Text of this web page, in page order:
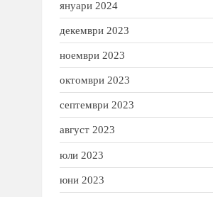
януари 2024
декември 2023
ноември 2023
октомври 2023
септември 2023
август 2023
юли 2023
юни 2023